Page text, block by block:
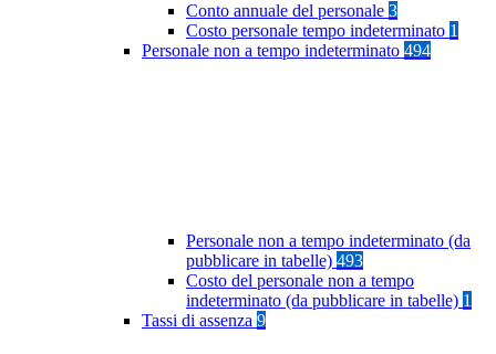
Conto annuale del personale 3
Costo personale tempo indeterminato 1
Personale non a tempo indeterminato 494
Personale non a tempo indeterminato (da
pubblicare in tabelle) 493
Costo del personale non a tempo
indeterminato (da pubblicare in tabelle) 1
Tassi di assenza 9